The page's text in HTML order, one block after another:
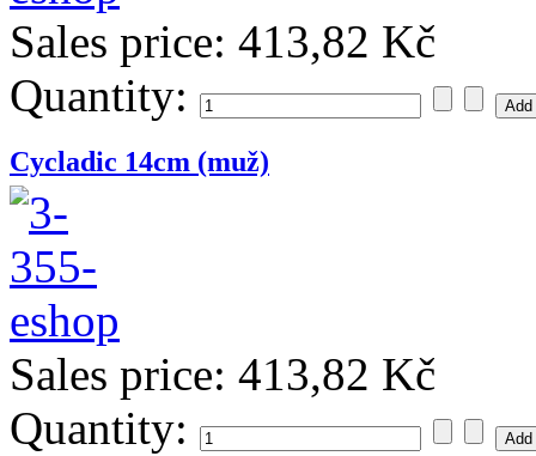
Sales price: 413,82 Kč
Quantity:
Cycladic 14cm (muž)
Sales price: 413,82 Kč
Quantity: